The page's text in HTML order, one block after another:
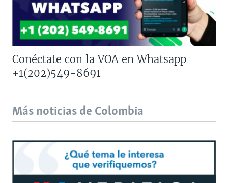
Conéctate con la VOA en Whatsapp
+1(202)549-8691
Más noticias de Colombia